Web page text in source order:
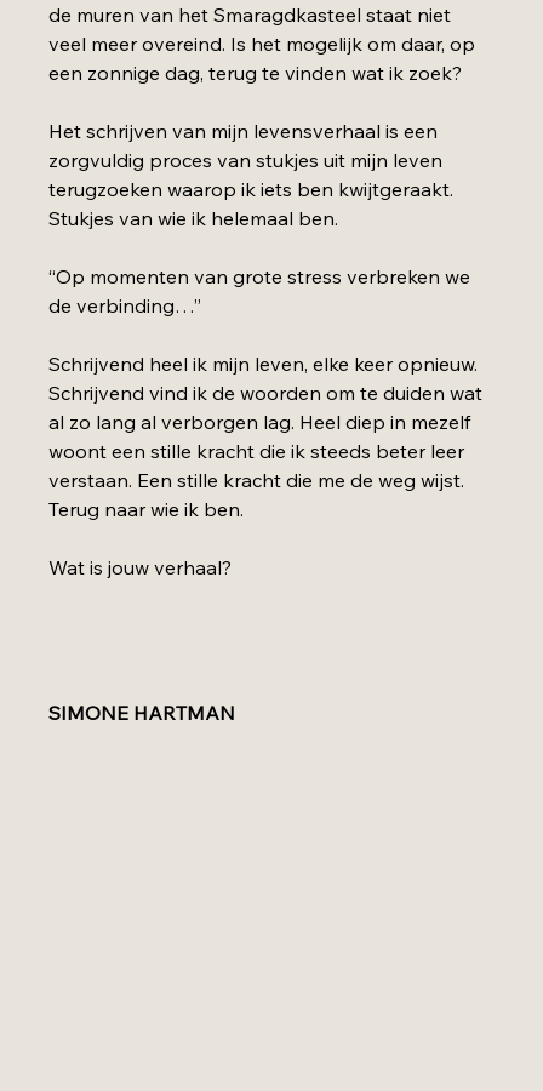
de muren van het Smaragdkasteel staat niet
veel meer overeind. Is het mogelijk om daar, op
een zonnige dag, terug te vinden wat ik zoek?
Het schrijven van mijn levensverhaal is een
zorgvuldig proces van stukjes uit mijn leven
terugzoeken waarop ik iets ben kwijtgeraakt.
Stukjes van wie ik helemaal ben.
“Op momenten van grote stress verbreken we
de verbinding…”
Schrijvend heel ik mijn leven, elke keer opnieuw.
Schrijvend vind ik de woorden om te duiden wat
al zo lang al verborgen lag. Heel diep in mezelf
woont een stille kracht die ik steeds beter leer
verstaan. Een stille kracht die me de weg wijst.
Terug naar wie ik ben.
Wat is jouw verhaal?
SIMONE HARTMAN